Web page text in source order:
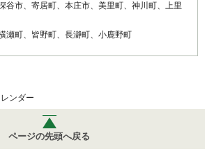
谷市、寄居町、本庄市、美里町、神川町、上里
瀬町、皆野町、長瀞町、小鹿野町
ンダー
ページの先頭へ戻る